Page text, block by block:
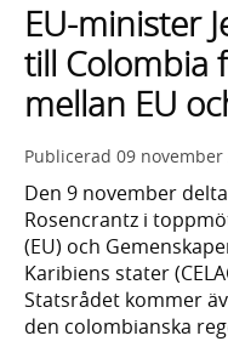
lista
med
sökförslag
EU-minister
till Colombia
mellan EU
Publicerad 09 november
Den 9 november
Rosencrantz i
(EU) och
Karibiens stater
Statsrådet kommer
den colombianska